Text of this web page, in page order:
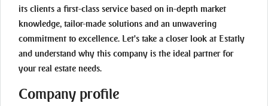
its clients a first-class service based on in-depth market
knowledge, tailor-made solutions and an unwavering
commitment to excellence. Let's take a closer look at Estatly
and understand why this company is the ideal partner for
your real estate needs.
Company profile